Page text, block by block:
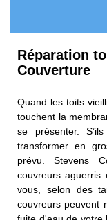
Réparation
Couverture
Quand les toits
touchent la
se présenter.
transformer en
prévu. Stevens
couvreurs aguerris
vous, selon des
couvreurs peuvent